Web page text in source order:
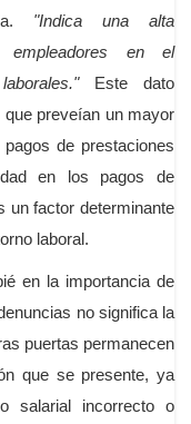
"Indica una alta
en el
Este dato
preveían un mayor
de prestaciones
en los pagos de
un factor determinante
laboral.
en la importancia de
no significa la
puertas permanecen
que se presente, ya
salarial incorrecto o